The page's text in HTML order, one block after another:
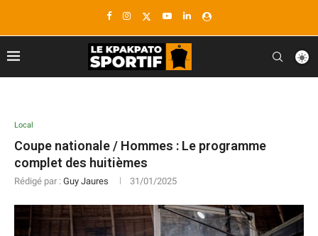
Local
Coupe nationale / Hommes : Le programme
complet des huitièmes
Rédigé par : Guy Jaures 31/01/2025